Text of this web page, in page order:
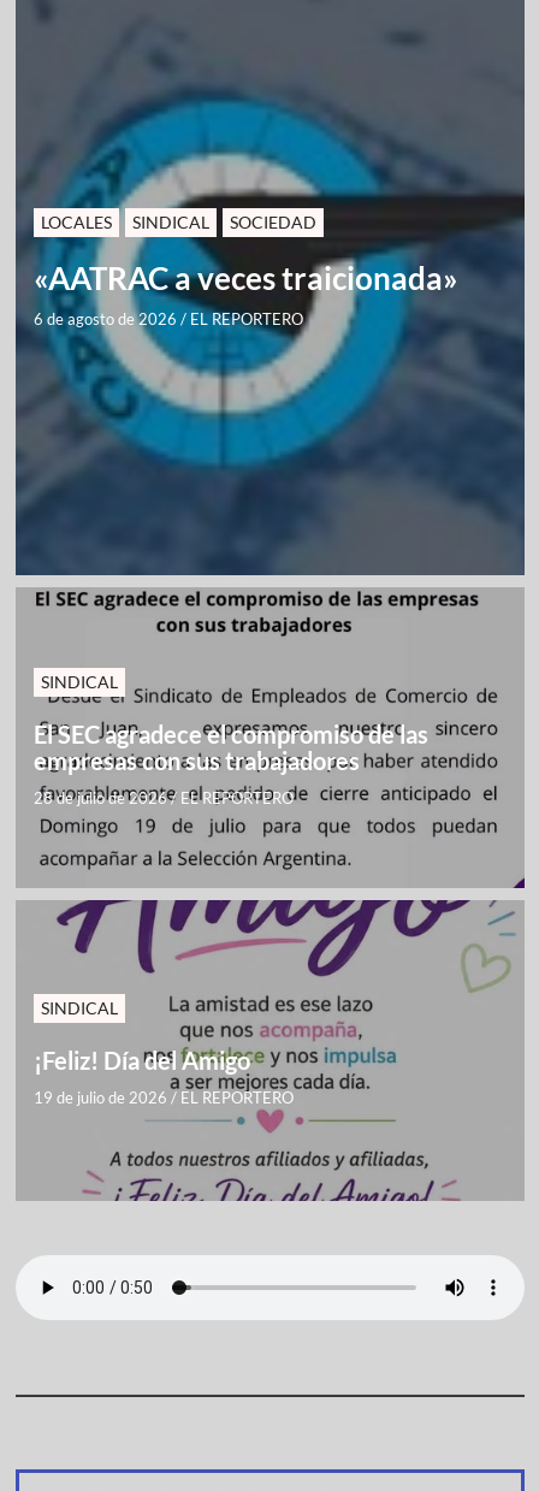
LOCALES SINDICAL SOCIEDAD
«AATRAC a veces traicionada»
6 de agosto de 2026 / EL REPORTERO
SINDICAL
El SEC agradece el compromiso de las
empresas con sus trabajadores
28 de julio de 2026/ EL REPORTERO
SINDICAL
¡Feliz! Día del Amigo
19 de julio de 2026 / EL REPORTERO